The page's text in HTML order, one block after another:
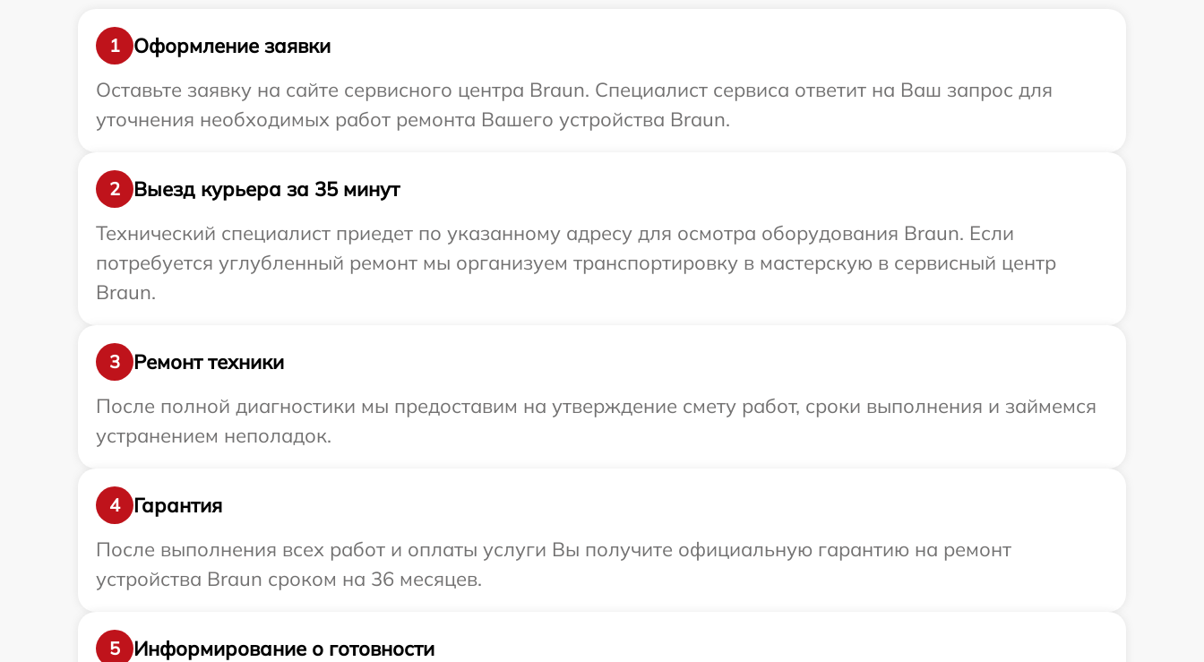
1
Оформление заявки
Оставьте заявку на сайте сервисного центра Braun. Специалист сервиса ответит на Ваш запрос для
уточнения необходимых работ ремонта Вашего устройства Braun.
2
Выезд курьера за 35 минут
Технический специалист приедет по указанному адресу для осмотра оборудования Braun. Если
потребуется углубленный ремонт мы организуем транспортировку в мастерскую в сервисный центр
Braun.
3
Ремонт техники
После полной диагностики мы предоставим на утверждение смету работ, сроки выполнения и займемся
устранением неполадок.
4
Гарантия
После выполнения всех работ и оплаты услуги Вы получите официальную гарантию на ремонт
устройства Braun сроком на 36 месяцев.
5
Информирование о готовности